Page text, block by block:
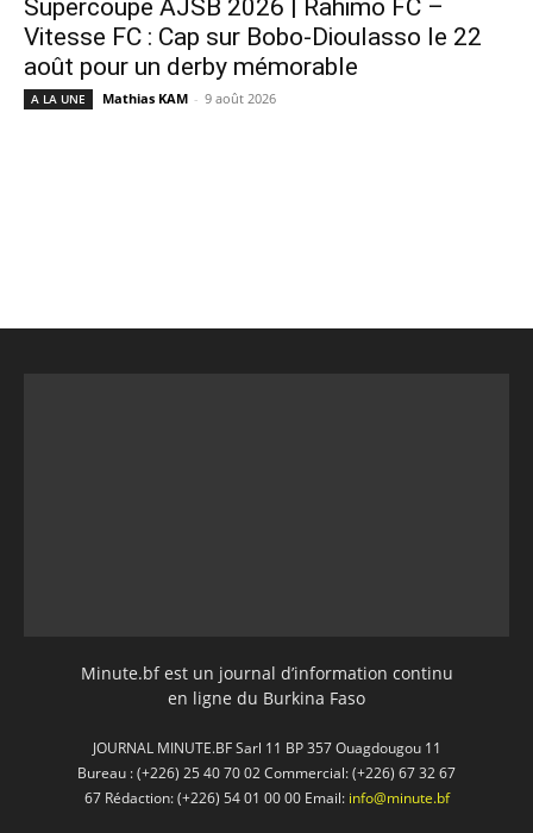
Supercoupe AJSB 2026 | Rahimo FC –
Vitesse FC : Cap sur Bobo-Dioulasso le 22
août pour un derby mémorable
A LA UNE Mathias KAM - 9 août 2026
Minute.bf est un journal d’information continu
en ligne du Burkina Faso
JOURNAL MINUTE.BF Sarl 11 BP 357 Ouagdougou 11
Bureau : (+226) 25 40 70 02 Commercial: (+226) 67 32 67
67 Rédaction: (+226) 54 01 00 00 Email: info@minute.bf